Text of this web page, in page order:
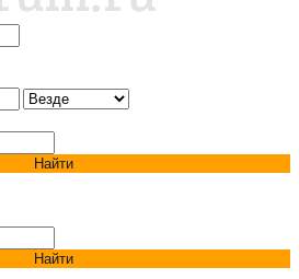
Найти
Найти